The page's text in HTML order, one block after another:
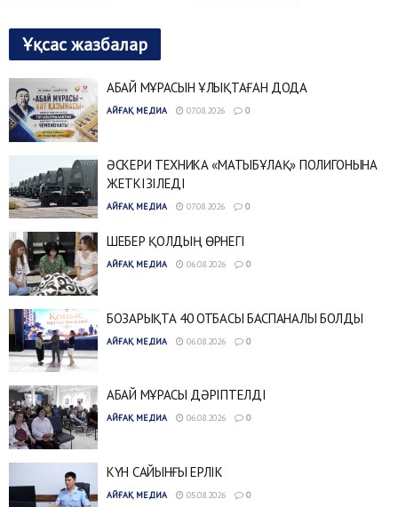
Ұқсас жазбалар
АБАЙ МҰРАСЫН ҰЛЫҚТАҒАН ДОДА
АЙҒАҚ МЕДИА 07.08.2026 0
ӘСКЕРИ ТЕХНИКА «МАТЫБҰЛАҚ» ПОЛИГОНЫНА
ЖЕТКІЗІЛЕДІ
АЙҒАҚ МЕДИА 07.08.2026 0
ШЕБЕР ҚОЛДЫҢ ӨРНЕГІ
АЙҒАҚ МЕДИА 06.08.2026 0
БОЗАРЫҚТА 40 ОТБАСЫ БАСПАНАЛЫ БОЛДЫ
АЙҒАҚ МЕДИА 06.08.2026 0
АБАЙ МҰРАСЫ ДӘРІПТЕЛДІ
АЙҒАҚ МЕДИА 06.08.2026 0
КҮН САЙЫНҒЫ ЕРЛІК
АЙҒАҚ МЕДИА 05.08.2026 0